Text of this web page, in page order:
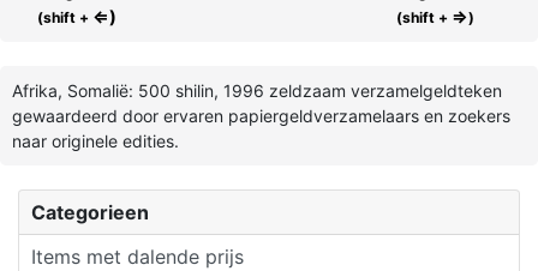
Categorieen
Items met dalende prijs
(shift + ⇐)
(shift + ⇒)
Afrika, Somalië: 500 shilin, 1996 zeldzaam verzamelgeldteken
gewaardeerd door ervaren papiergeldverzamelaars en zoekers
naar originele edities.